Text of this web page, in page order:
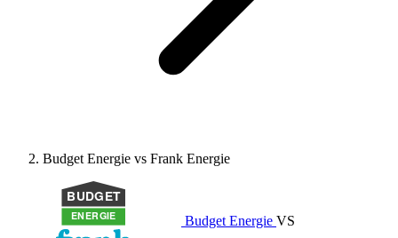
Budget Energie vs Frank Energie
Budget Energie VS